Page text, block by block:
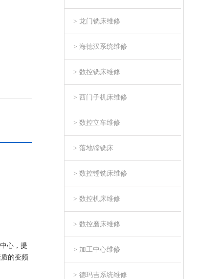
心，提
的变频
> 龙门铣床维修
> 海德汉系统维修
> 数控铣床维修
> 西门子机床维修
> 数控立车维修
> 落地镗铣床
> 数控镗铣床维修
> 数控机床维修
> 数控磨床维修
> 加工中心维修
> 德玛吉系统维修